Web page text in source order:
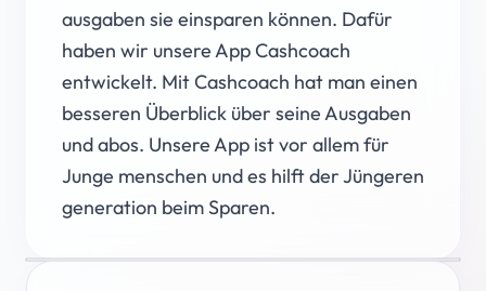
ausgaben sie einsparen können. Dafür
haben wir unsere App Cashcoach
entwickelt. Mit Cashcoach hat man einen
besseren Überblick über seine Ausgaben
und abos. Unsere App ist vor allem für
Junge menschen und es hilft der Jüngeren
generation beim Sparen.